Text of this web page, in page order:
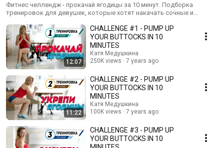
Фитнес челлендж - прокачай ягодицы за 10 минут. Подборка
тренировок для девушек, которые хотят накачать сочные и
выполнять ежедневно на протяжении 30 дней (по одной
тренировке в неделю). За 1 месяц вы сможете похудеть, накачать
красивую попу и ноги. #тренировка #похудение #фитнес
12:07
CHALLENGE #1 - PUMP UP
YOUR BUTTOCKS IN 10
MINUTES
Катя Медушкина
250K views
7 years ago
11:22
CHALLENGE #2 - PUMP UP
YOUR BUTTOCKS IN 10
MINUTES
Катя Медушкина
100K views
7 years ago
CHALLENGE #3 - PUMP UP
YOUR BUTTOCKS IN 10